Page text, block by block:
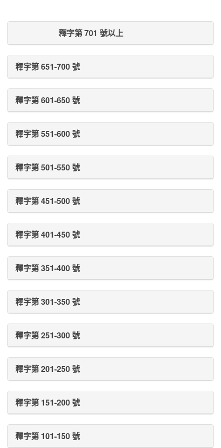
Prev Post Next Post
釋字第 701 號以上
釋字第 651-700 號
釋字第 601-650 號
釋字第 551-600 號
釋字第 501-550 號
釋字第 451-500 號
釋字第 401-450 號
釋字第 351-400 號
釋字第 301-350 號
釋字第 251-300 號
釋字第 201-250 號
釋字第 151-200 號
釋字第 101-150 號